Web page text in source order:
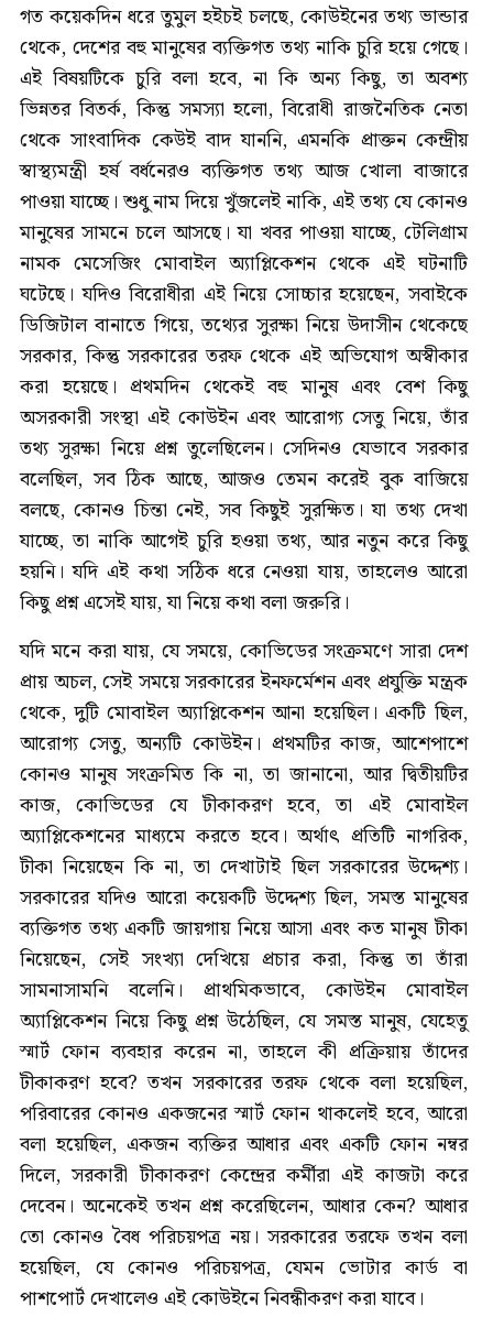
গত কয়েকদিন ধরে তুমুল হইচই চলছে, কোউইনের তথ্য ভান্ডার
থেকে, দেশের বহু মানুষের ব্যক্তিগত তথ্য নাকি চুরি হয়ে গেছে।
এই বিষয়টিকে চুরি বলা হবে, না কি অন্য কিছু, তা অবশ্য
ভিন্নতর বিতর্ক, কিন্তু সমস্যা হলো, বিরোধী রাজনৈতিক নেতা
থেকে সাংবাদিক কেউই বাদ যাননি, এমনকি প্রাক্তন কেন্দ্রীয়
স্বাস্থ্যমন্ত্রী হর্ষ বর্ধনেরও ব্যক্তিগত তথ্য আজ খোলা বাজারে
পাওয়া যাচ্ছে। শুধু নাম দিয়ে খুঁজলেই নাকি, এই তথ্য যে কোনও
মানুষের সামনে চলে আসছে। যা খবর পাওয়া যাচ্ছে, টেলিগ্রাম
নামক মেসেজিং মোবাইল অ্যাপ্লিকেশন থেকে এই ঘটনাটি
ঘটেছে। যদিও বিরোধীরা এই নিয়ে সোচ্চার হয়েছেন, সবাইকে
ডিজিটাল বানাতে গিয়ে, তথ্যের সুরক্ষা নিয়ে উদাসীন থেকেছে
সরকার, কিন্তু সরকারের তরফ থেকে এই অভিযোগ অস্বীকার
করা হয়েছে। প্রথমদিন থেকেই বহু মানুষ এবং বেশ কিছু
অসরকারী সংস্থা এই কোউইন এবং আরোগ্য সেতু নিয়ে, তাঁর
তথ্য সুরক্ষা নিয়ে প্রশ্ন তুলেছিলেন। সেদিনও যেভাবে সরকার
বলেছিল, সব ঠিক আছে, আজও তেমন করেই বুক বাজিয়ে
বলছে, কোনও চিন্তা নেই, সব কিছুই সুরক্ষিত। যা তথ্য দেখা
যাচ্ছে, তা নাকি আগেই চুরি হওয়া তথ্য, আর নতুন করে কিছু
হয়নি। যদি এই কথা সঠিক ধরে নেওয়া যায়, তাহলেও আরো
কিছু প্রশ্ন এসেই যায়, যা নিয়ে কথা বলা জরুরি।
যদি মনে করা যায়, যে সময়ে, কোভিডের সংক্রমণে সারা দেশ
প্রায় অচল, সেই সময়ে সরকারের ইনফর্মেশন এবং প্রযুক্তি মন্ত্রক
থেকে, দুটি মোবাইল অ্যাপ্লিকেশন আনা হয়েছিল। একটি ছিল,
আরোগ্য সেতু, অন্যটি কোউইন। প্রথমটির কাজ, আশেপাশে
কোনও মানুষ সংক্রমিত কি না, তা জানানো, আর দ্বিতীয়টির
কাজ, কোভিডের যে টীকাকরণ হবে, তা এই মোবাইল
অ্যাপ্লিকেশনের মাধ্যমে করতে হবে। অর্থাৎ প্রতিটি নাগরিক,
টীকা নিয়েছেন কি না, তা দেখাটাই ছিল সরকারের উদ্দেশ্য।
সরকারের যদিও আরো কয়েকটি উদ্দেশ্য ছিল, সমস্ত মানুষের
ব্যক্তিগত তথ্য একটি জায়গায় নিয়ে আসা এবং কত মানুষ টীকা
নিয়েছেন, সেই সংখ্যা দেখিয়ে প্রচার করা, কিন্তু তা তাঁরা
সামনাসামনি বলেনি। প্রাথমিকভাবে, কোউইন মোবাইল
অ্যাপ্লিকেশন নিয়ে কিছু প্রশ্ন উঠেছিল, যে সমস্ত মানুষ, যেহেতু
স্মার্ট ফোন ব্যবহার করেন না, তাহলে কী প্রক্রিয়ায় তাঁদের
টীকাকরণ হবে? তখন সরকারের তরফ থেকে বলা হয়েছিল,
পরিবারের কোনও একজনের স্মার্ট ফোন থাকলেই হবে, আরো
বলা হয়েছিল, একজন ব্যক্তির আধার এবং একটি ফোন নম্বর
দিলে, সরকারী টীকাকরণ কেন্দ্রের কর্মীরা এই কাজটা করে
দেবেন। অনেকেই তখন প্রশ্ন করেছিলেন, আধার কেন? আধার
তো কোনও বৈধ পরিচয়পত্র নয়। সরকারের তরফে তখন বলা
হয়েছিল, যে কোনও পরিচয়পত্র, যেমন ভোটার কার্ড বা
পাশপোর্ট দেখালেও এই কোউইনে নিবন্ধীকরণ করা যাবে।